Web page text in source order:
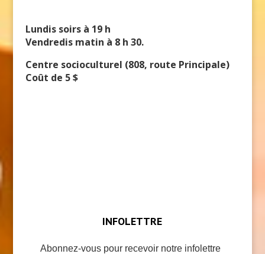
Lundis soirs à 19 h
Vendredis matin à 8 h 30.
Centre socioculturel (808, route Principale)
Coût de 5 $
INFOLETTRE
Abonnez-vous pour recevoir notre infolettre